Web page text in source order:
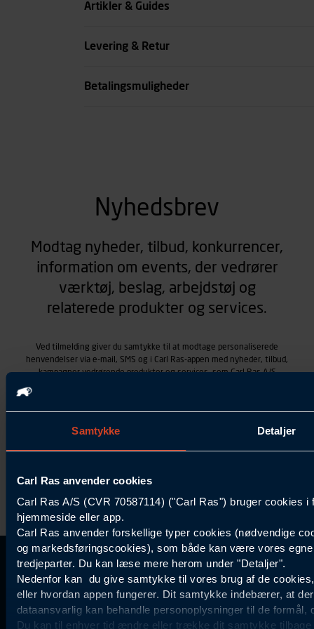
Samtykke Detaljer
Carl Ras anvender cookies
Carl Ras A/S (CVR 70587114) ("Carl Ras") bruger cookies
hjemmeside eller app.
Carl Ras anvender forskellige typer cookies (nødvendige
og markedsføringscookies), som både kan være vores
tredjeparter. Du kan læse mere herom under "Detaljer".
Nedenfor kan du give samtykke til vores brug af de
eller hvordan appen fungerer. Dit samtykke indebærer, at
dataansvarlig kan behandle personoplysninger til de formål,
Du kan til enhver tid ændre eller trække dit samtykke
Artikler & Guides
Levering & Retur
Betalingsmuligheder
Nyhedsbrev
Modtag nyheder, tilbud, konkurrencer,
information om events, der vedrører
værktøj, beslag, arbejdstøj og
relaterede produkter og services.
Ved tilmelding giver du samtykke til at modtage personaliserede
henvendelser via e-mail, SMS og i Carl Ras-appen med nyheder, tilbud,
kampagner vedrørende produkter og services, som Carl Ras A/S
(besøgs- og søgehistorik), samt dine tidligere køb (købshistorik).
behandle ovennævnte personoplysninger. Du kan trække dit
Kontakt Kundeservice
44 85 55
11
Information
Carl Ras Gruppen
Om os
Job og karriere
Kundefordele
Bliv kontokunde
Services
Digitale løsninger
Inspiration
Specialisten
Produktløsninger
Certificeret byggeri